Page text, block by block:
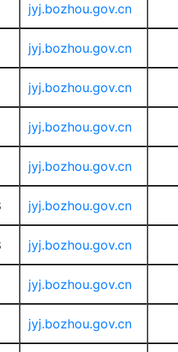
jyj.bozhou.gov.cn
jyj.bozhou.gov.cn
jyj.bozhou.gov.cn
jyj.bozhou.gov.cn
jyj.bozhou.gov.cn
jyj.bozhou.gov.cn
jyj.bozhou.gov.cn
jyj.bozhou.gov.cn
jyj.bozhou.gov.cn